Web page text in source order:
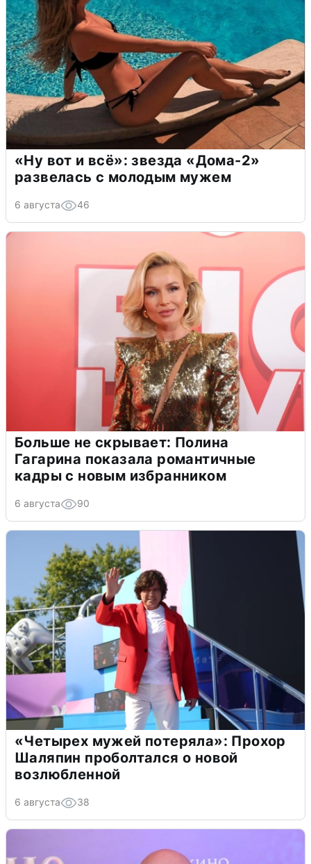
«Ну вот и всё»: звезда «Дома-2»
развелась с молодым мужем
6 августа 46
Больше не скрывает: Полина
Гагарина показала романтичные
кадры с новым избранником
6 августа 90
«Четырех мужей потеряла»: Прохор
Шаляпин проболтался о новой
возлюбленной
6 августа 38